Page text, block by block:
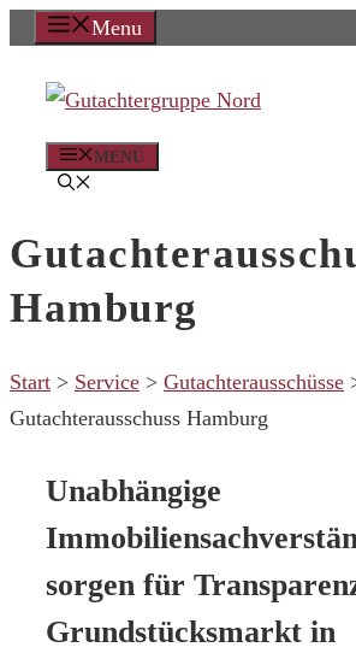
Zum
springen
Menu
MENÜ
Hamburg
Start > Service > Gutachterausschüsse
Gutachterausschuss Hamburg
Unabhängige
sorgen für
Grundstücksmarkt in